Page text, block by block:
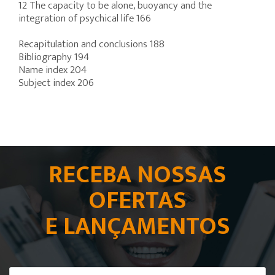
12 The capacity to be alone, buoyancy and the
integration of psychical life 166
Recapitulation and conclusions 188
Bibliography 194
Name index 204
Subject index 206
RECEBA NOSSAS
OFERTAS
E LANÇAMENTOS